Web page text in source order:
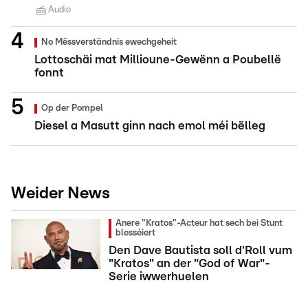
Audio
No Mëssverständnis ewechgeheit
Lottoschäi mat Millioune-Gewënn a Poubellë
fonnt
Op der Pompel
Diesel a Masutt ginn nach emol méi bëlleg
Weider News
Anere "Kratos"-Acteur hat sech bei Stunt
blesséiert
Den Dave Bautista soll d'Roll vum
"Kratos" an der "God of War"-
Serie iwwerhuelen